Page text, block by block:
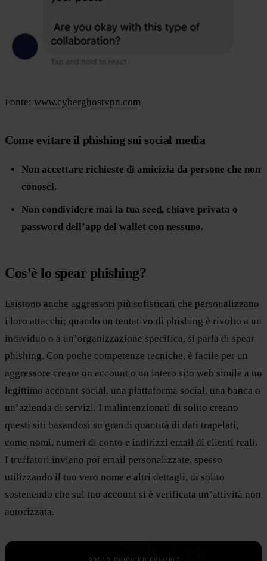
Fonte: www.cyberghostvpn.com
Come evitare il phishing sui social media
Non accettare richieste di amicizia da persone che non
conosci.
Non condividere mai la tua seed, chiave privata o
password dell’app del wallet con nessuno.
Cos’è lo spear phishing?
Esistono anche aggressori più sofisticati che personalizzano
i loro attacchi; quando un tentativo di phishing è rivolto a un
individuo o a un’organizzazione specifica, si parla di spear
phishing. Con poche competenze tecniche, è facile per un
aggressore creare un account o un intero sito web simile a un
legittimo account social, una piattaforma social, una banca o
un’azienda di servizi. I malintenzionati di solito creano
questi siti basandosi su grandi quantità di dati trapelati,
come nomi, numeri di conto e indirizzi email di clienti reali.
I truffatori inviano poi email personalizzate, spesso
utilizzando il tuo vero nome e altri dettagli, di solito
sostenendo che sul tuo account si è verificata un’attività non
autorizzata.